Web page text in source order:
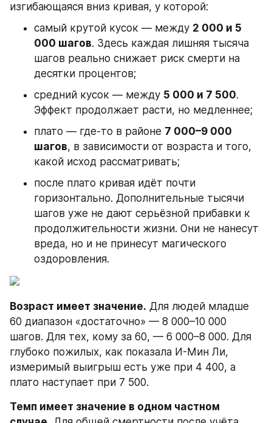
изгибающаяся вниз кривая, у которой:
самый крутой кусок — между 2 000 и 5
000 шагов. Здесь каждая лишняя тысяча
шагов реально снижает риск смерти на
десятки процентов;
средний кусок — между 5 000 и 7 500.
Эффект продолжает расти, но медленнее;
плато — где-то в районе 7 000–9 000
шагов, в зависимости от возраста и того,
какой исход рассматривать;
после плато кривая идёт почти
горизонтально. Дополнительные тысячи
шагов уже не дают серьёзной прибавки к
продолжительности жизни. Они не нанесут
вреда, но и не принесут магического
оздоровления.
Возраст имеет значение. Для людей младше
60 диапазон «достаточно» — 8 000–10 000
шагов. Для тех, кому за 60, — 6 000–8 000. Для
глубоко пожилых, как показала И-Мин Ли,
измеримый выигрыш есть уже при 4 400, а
плато наступает при 7 500.
Темп имеет значение в одном частном